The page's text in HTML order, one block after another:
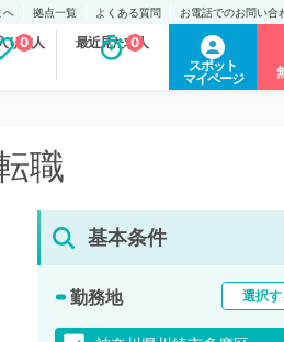
へ 拠点一覧 よくある質問 お電話でのお問い合
り求人
0 最近見た求人
0
スポット
マイページ
職
基本条件
勤務地 選択す